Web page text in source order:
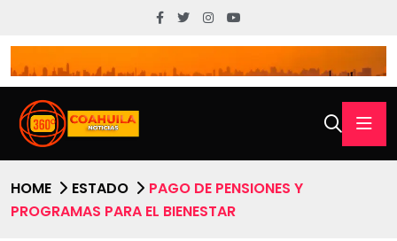
HOME ESTADO
PAGO DE PENSIONES Y
PROGRAMAS PARA EL BIENESTAR